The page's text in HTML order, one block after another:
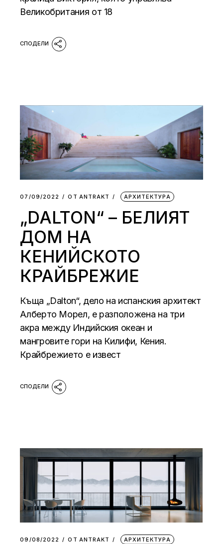
Великобритания от 18
07/09/2022 ОТ АNTRAKT АРХИТЕКТУРА
„DALTON“ – БЕЛИЯТ
ДОМ НА
КЕНИЙСКОТО
КРАЙБРЕЖИЕ
Къща „Dalton“, дело на испанския архитект
Алберто Морел, е разположена на три
акра между Индийския океан и
мангровите гори на Килифи, Кения.
Крайбрежието е извест
09/08/2022 ОТ АNTRAKT АРХИТЕКТУРА